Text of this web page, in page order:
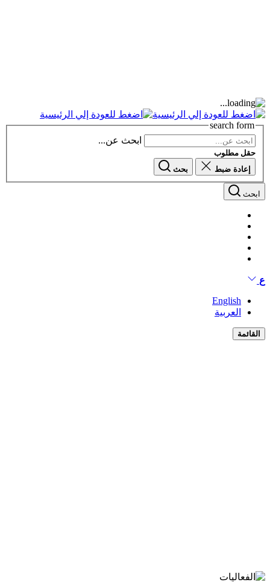
search form
ابحث عن...
حقل مطلوب
إعادة ضبط
بحث
ابحث
ع
English
العربية
القائمة